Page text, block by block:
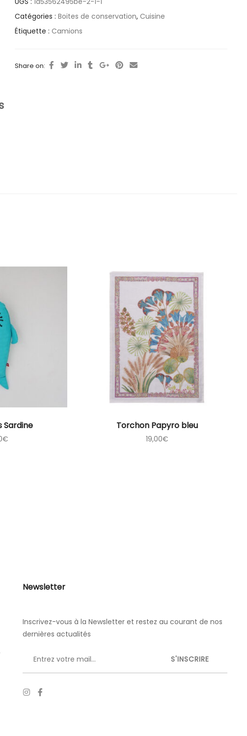
Catégories : Boites de conservation, Cuisine
Étiquette : Camions
Share on:
Sardine
€
Torchon Papyro bleu
19,00€
Newsletter
Inscrivez-vous à la Newsletter et restez au courant de nos
dernières actualités